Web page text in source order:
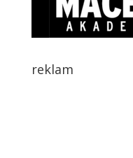
reklam